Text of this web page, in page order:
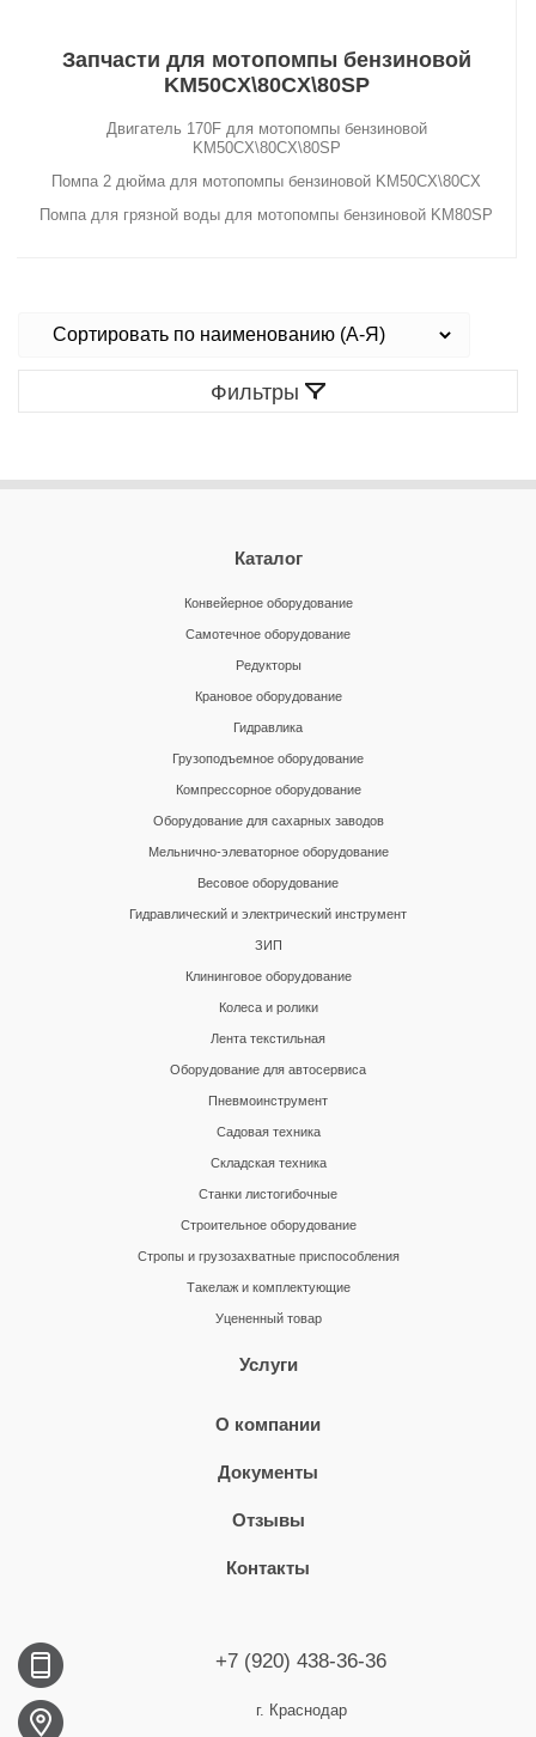
Запчасти для мотопомпы бензиновой
KM50CX\80CX\80SP
Двигатель 170F для мотопомпы бензиновой
KM50CX\80CX\80SP
Помпа 2 дюйма для мотопомпы бензиновой KM50CX\80CX
Помпа для грязной воды для мотопомпы бензиновой KM80SP
Фильтры
Каталог
Конвейерное оборудование
Самотечное оборудование
Редукторы
Крановое оборудование
Гидравлика
Грузоподъемное оборудование
Компрессорное оборудование
Оборудование для сахарных заводов
Мельнично-элеваторное оборудование
Весовое оборудование
Гидравлический и электрический инструмент
ЗИП
Клининговое оборудование
Колеса и ролики
Лента текстильная
Оборудование для автосервиса
Пневмоинструмент
Садовая техника
Складская техника
Станки листогибочные
Строительное оборудование
Стропы и грузозахватные приспособления
Такелаж и комплектующие
Уцененный товар
Услуги
О компании
Документы
Отзывы
Контакты
+7 (920) 438-36-36
г. Краснодар